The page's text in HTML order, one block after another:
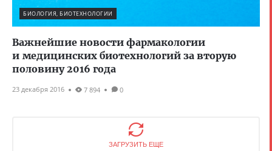
БИОЛОГИЯ, БИОТЕХНОЛОГИИ
Важнейшие новости фармакологии
и медицинских биотехнологий за вторую
половину 2016 года
23 декабря 2016 7 894 0
ЗАГРУЗИТЬ ЕЩЕ